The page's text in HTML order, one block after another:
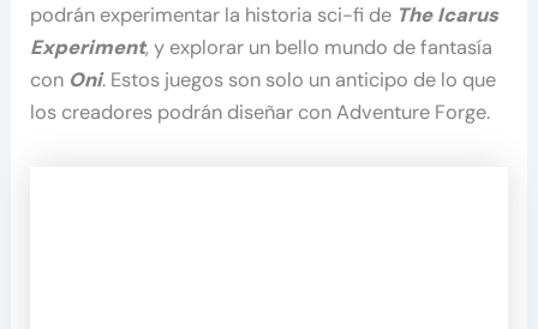
podrán experimentar la historia sci-fi de The Icarus
Experiment, y explorar un bello mundo de fantasía
con Oni. Estos juegos son solo un anticipo de lo que
los creadores podrán diseñar con Adventure Forge.